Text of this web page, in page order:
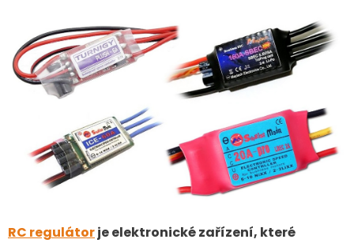
RC regulátorje elektronické zařízení, které